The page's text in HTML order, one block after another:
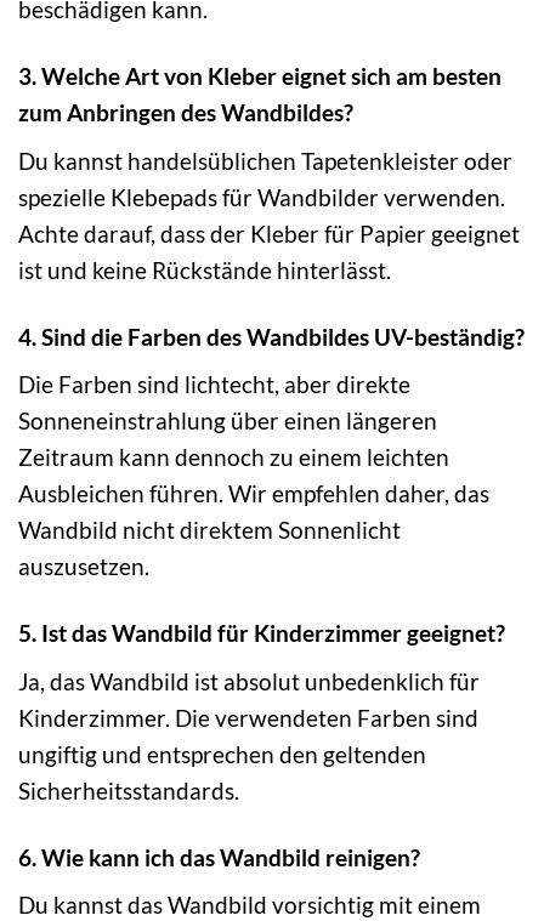
beschädigen kann.
3. Welche Art von Kleber eignet sich am besten
zum Anbringen des Wandbildes?
Du kannst handelsüblichen Tapetenkleister oder
spezielle Klebepads für Wandbilder verwenden.
Achte darauf, dass der Kleber für Papier geeignet
ist und keine Rückstände hinterlässt.
4. Sind die Farben des Wandbildes UV-beständig?
Die Farben sind lichtecht, aber direkte
Sonneneinstrahlung über einen längeren
Zeitraum kann dennoch zu einem leichten
Ausbleichen führen. Wir empfehlen daher, das
Wandbild nicht direktem Sonnenlicht
auszusetzen.
5. Ist das Wandbild für Kinderzimmer geeignet?
Ja, das Wandbild ist absolut unbedenklich für
Kinderzimmer. Die verwendeten Farben sind
ungiftig und entsprechen den geltenden
Sicherheitsstandards.
6. Wie kann ich das Wandbild reinigen?
Du kannst das Wandbild vorsichtig mit einem